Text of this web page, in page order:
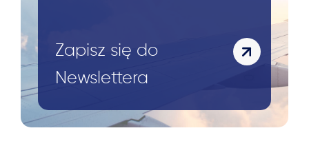
Zapisz się do
Newslettera